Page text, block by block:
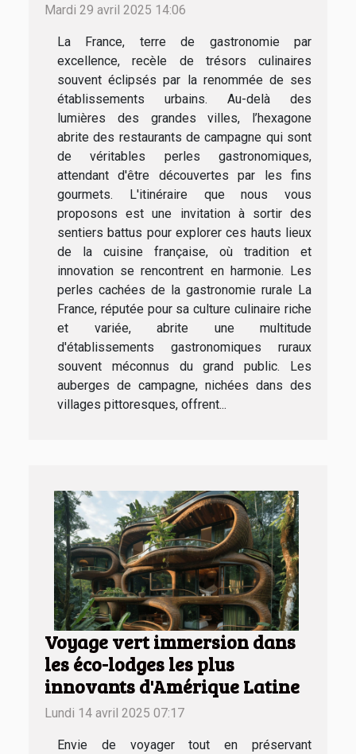
Mardi 29 avril 2025 14:06
La France, terre de gastronomie par
excellence, recèle de trésors culinaires
souvent éclipsés par la renommée de ses
établissements urbains. Au-delà des
lumières des grandes villes, l’hexagone
abrite des restaurants de campagne qui sont
de véritables perles gastronomiques,
attendant d'être découvertes par les fins
gourmets. L'itinéraire que nous vous
proposons est une invitation à sortir des
sentiers battus pour explorer ces hauts lieux
de la cuisine française, où tradition et
innovation se rencontrent en harmonie. Les
perles cachées de la gastronomie rurale La
France, réputée pour sa culture culinaire riche
et variée, abrite une multitude
d'établissements gastronomiques ruraux
souvent méconnus du grand public. Les
auberges de campagne, nichées dans des
villages pittoresques, offrent...
Voyage vert immersion dans
les éco-lodges les plus
innovants d'Amérique Latine
Lundi 14 avril 2025 07:17
Envie de voyager tout en préservant